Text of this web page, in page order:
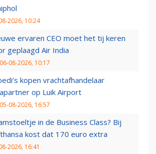
2026, 10:24
ervaren CEO moet het tij keren
geplaagd Air India
06-08-2026, 10:17
kopen vrachtafhandelaar
op Luik Airport
05-08-2026, 16:57
in de Business Class? Bij
kost dat 170 euro extra
2026, 16:41